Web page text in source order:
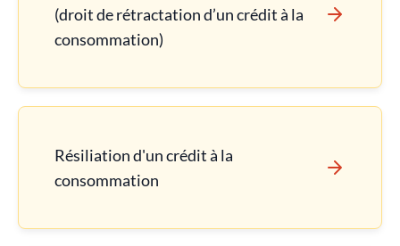
(droit de rétractation d’un crédit à la
consommation)
Résiliation d'un crédit à la
consommation